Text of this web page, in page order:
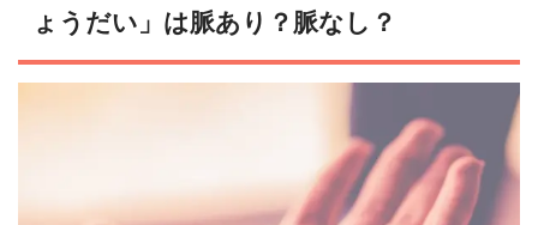
ょうだい」は脈あり？脈なし？